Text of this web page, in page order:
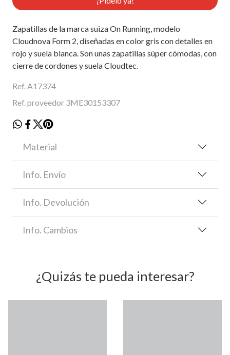
Zapatillas de la marca suiza On Running, modelo
Cloudnova Form 2, diseñadas en color gris con detalles en
rojo y suela blanca. Son unas zapatillas súper cómodas, con
cierre de cordones y suela Cloudtec.
Ref. A17374
Ref. proveedor 3ME30153307
Material
Info. Envío
Info. Devolución
Info. Cambios
¿Quizás te pueda interesar?